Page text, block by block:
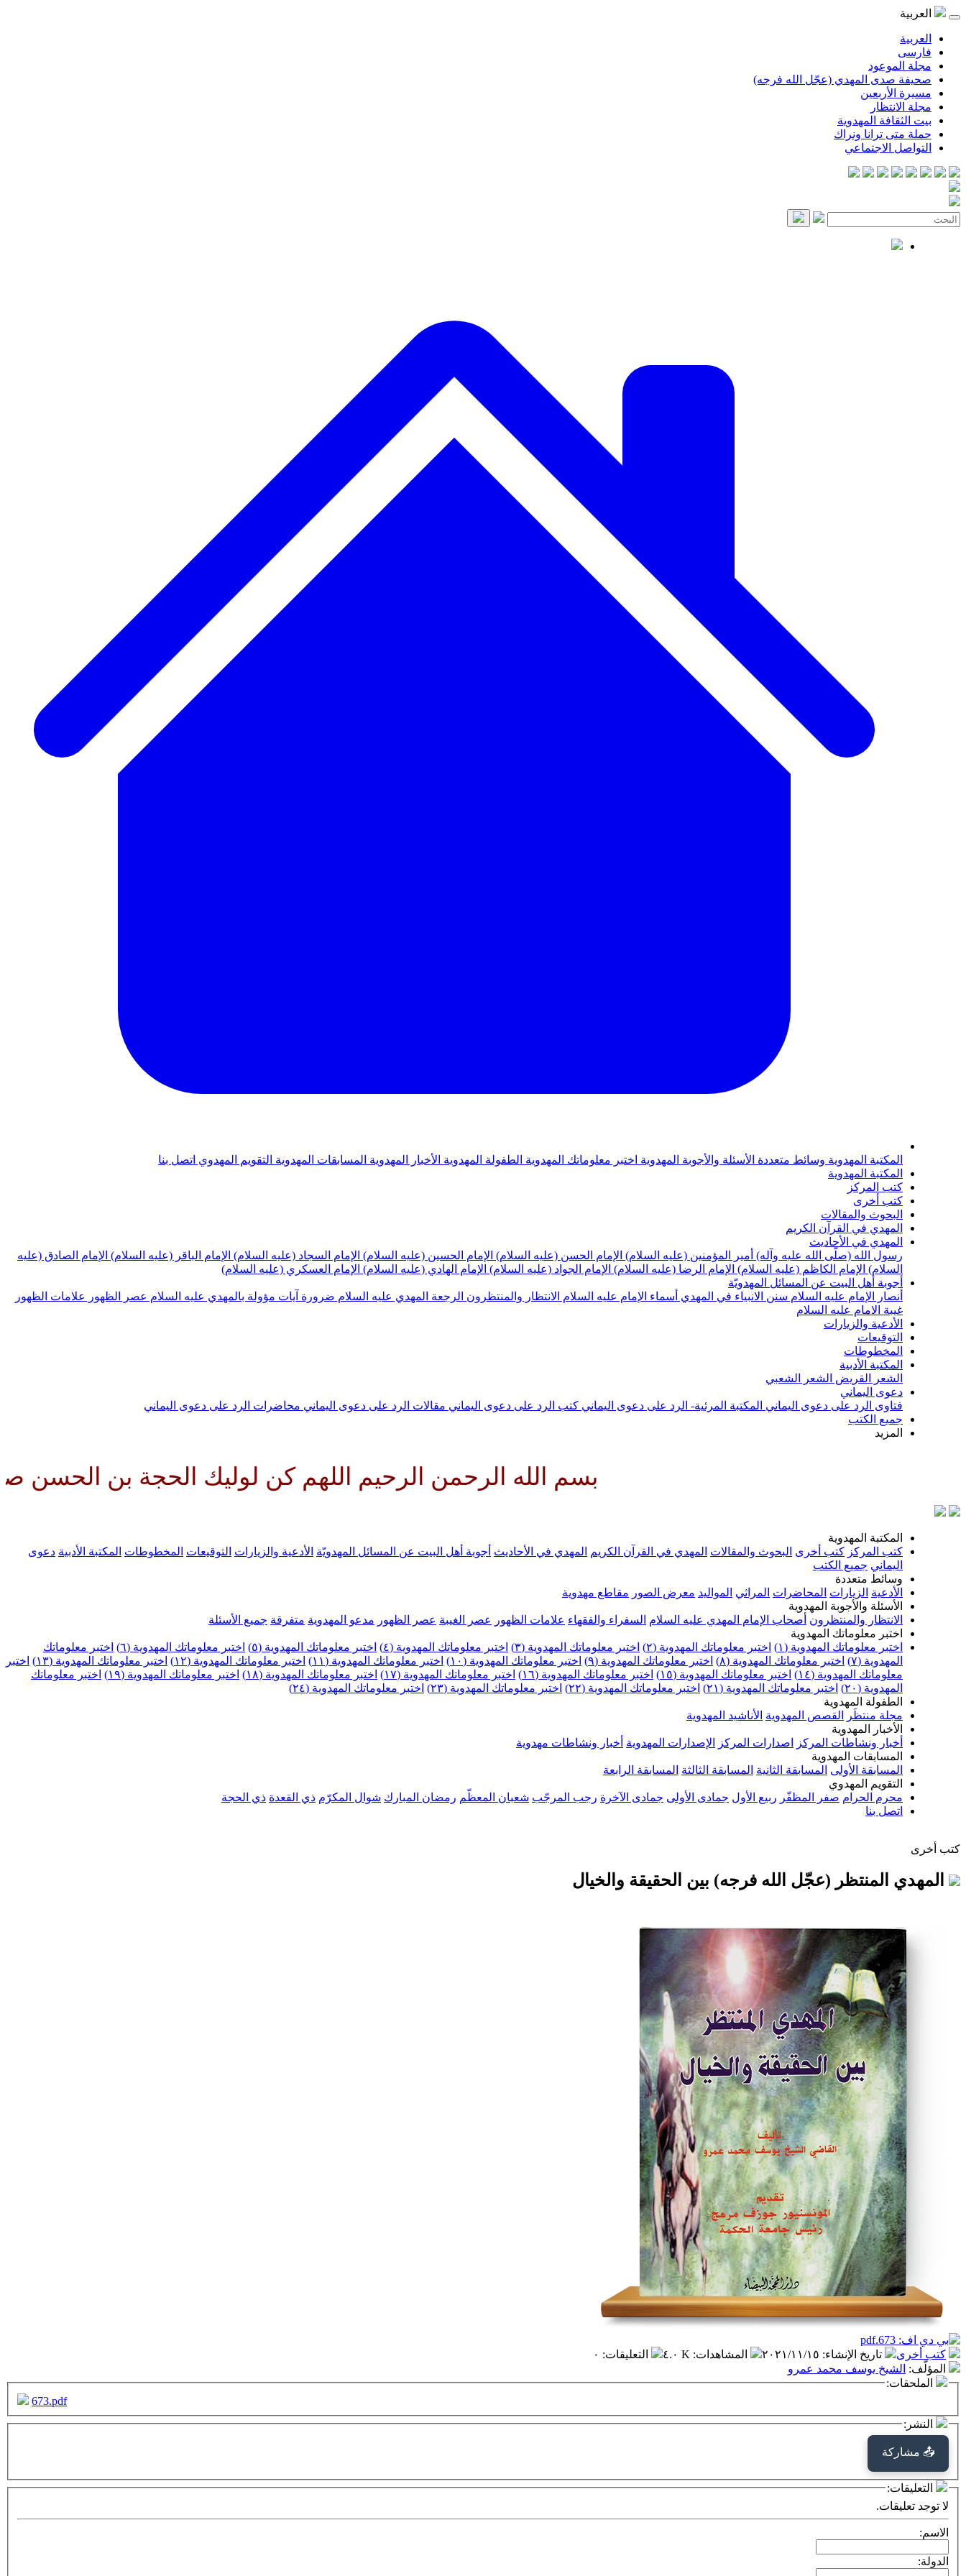
العربية
العربية
فارسی
مجلة الموعود
صحيفة صدى المهدي (عجّل الله فرجه)
مسيرة الأربعين
مجلة الانتظار
بيت الثقافة المهدوية
حملة متى ترانا ونراك
التواصل الاجتماعي
المكتبة المهدوية وسائط متعددة الأسئلة والأجوبة المهدوية اختبر معلوماتك المهدوية الطفولة المهدوية الأخبار المهدوية المسابقات المهدوية التقويم المهدوي اتصل بنا
المكتبة المهدوية
كتب المركز
كتب أخرى
البحوث والمقالات
المهدي في القرآن الكريم
المهدي في الأحاديث
رسول الله (صلّى الله عليه وآله) أمير المؤمنين (عليه السلام) الإمام الحسن (عليه السلام) الإمام الحسين (عليه السلام) الإمام السجاد (عليه السلام) الإمام الباقر (عليه السلام) الإمام الصادق (عليه
السلام) الإمام الكاظم (عليه السلام) الإمام الرضا (عليه السلام) الإمام الجواد (عليه السلام) الإمام الهادي (عليه السلام) الإمام العسكري (عليه السلام)
أجوبة أهل البيت عن المسائل المهدويّة
أنصار الإمام عليه السلام سنن الانبياء في المهدي أسماء الإمام عليه السلام الانتظار والمنتظرون الرجعة المهدي عليه السلام ضرورة آيات مؤولة بالمهدي عليه السلام عصر الظهور
علامات الظهور
غيبة الامام عليه السلام
الأدعية والزيارات
التوقيعات
المخطوطات
المكتبة الأدبية
الشعر القريض الشعر الشعبي
دعوى اليماني
فتاوى الرد على دعوى اليماني المكتبة المرئية- الرد على دعوى اليماني كتب الرد على دعوى اليماني مقالات الرد على دعوى اليماني محاضرات الرد على دعوى اليماني
جميع الكتب
المزيد
بسم الله الرحمن الرحيم اللهم كن لوليك الحجة بن الحسن صلواتك
المكتبة المهدوية
كتب المركز كتب أخرى البحوث والمقالات المهدي في القرآن الكريم المهدي في الأحاديث أجوبة أهل البيت عن المسائل المهدويّة الأدعية والزيارات التوقيعات المخطوطات المكتبة الأدبية دعوى
اليماني جميع الكتب
وسائط متعددة
الأدعية الزيارات المحاضرات المراثي المواليد معرض الصور مقاطع مهدوية
الأسئلة والأجوبة المهدوية
الانتظار والمنتظرون أصحاب الإمام المهدي عليه السلام السفراء والفقهاء علامات الظهور عصر الغيبة عصر الظهور مدعو المهدوية متفرقة جميع الأسئلة
اختبر معلوماتك المهدوية
اختبر معلوماتك المهدوية (١)
اختبر معلوماتك المهدوية (٢) اختبر معلوماتك المهدوية (٣) اختبر معلوماتك المهدوية (٤) اختبر معلوماتك المهدوية (٥) اختبر معلوماتك المهدوية (٦)
اختبر معلوماتك
المهدوية (٧)
اختبر معلوماتك المهدوية (٨) اختبر معلوماتك المهدوية (٩) اختبر معلوماتك المهدوية (١٠) اختبر معلوماتك المهدوية (١١) اختبر معلوماتك المهدوية (١٢) اختبر معلوماتك المهدوية (١٣)
اختبر
معلوماتك المهدوية (١٤)
اختبر معلوماتك المهدوية (١٥) اختبر معلوماتك المهدوية (١٦) اختبر معلوماتك المهدوية (١٧) اختبر معلوماتك المهدوية (١٨) اختبر معلوماتك المهدوية (١٩)
اختبر معلوماتك
المهدوية (٢٠)
اختبر معلوماتك المهدوية (٢١) اختبر معلوماتك المهدوية (٢٢) اختبر معلوماتك المهدوية (٢٣)
اختبر معلوماتك المهدوية (٢٤)
الطفولة المهدوية
مجلة منتظَر
القصص المهدوية الأناشيد المهدوية
الأخبار المهدوية
أخبار ونشاطات المركز
اصدارات المركز الإصدارات المهدوية أخبار ونشاطات مهدوية
المسابقات المهدوية
المسابقة الأولى المسابقة الثانية المسابقة الثالثة المسابقة الرابعة
التقويم المهدوي
محرم الحرام صفر المظفّر ربيع الأول جمادى الأولى جمادى الآخرة رجب المرجّب شعبان المعظّم رمضان المبارك شوال المكرّم ذي القعدة ذي الحجة
اتصل بنا
كتب أخرى
المهدي المنتظر (عجّل الله فرجه) بين الحقيقة والخيال
كتب أخرى تاريخ الإنشاء: ٢٠٢١/١١/١٥ المشاهدات: ٤.٠ K التعليقات: ٠
المؤلّف: الشيخ يوسف محمد عمرو
الملحقات:
673.pdf
النشر:
📤 مشاركة
التعليقات:
لا توجد تعليقات.
الاسم:
الدولة: